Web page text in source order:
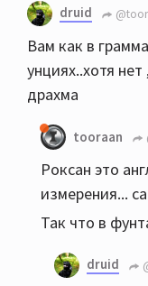
druid
Вам как в
унциях..хотя
драхма
tooraan
Роксан это
измерения...
Так что в
druid